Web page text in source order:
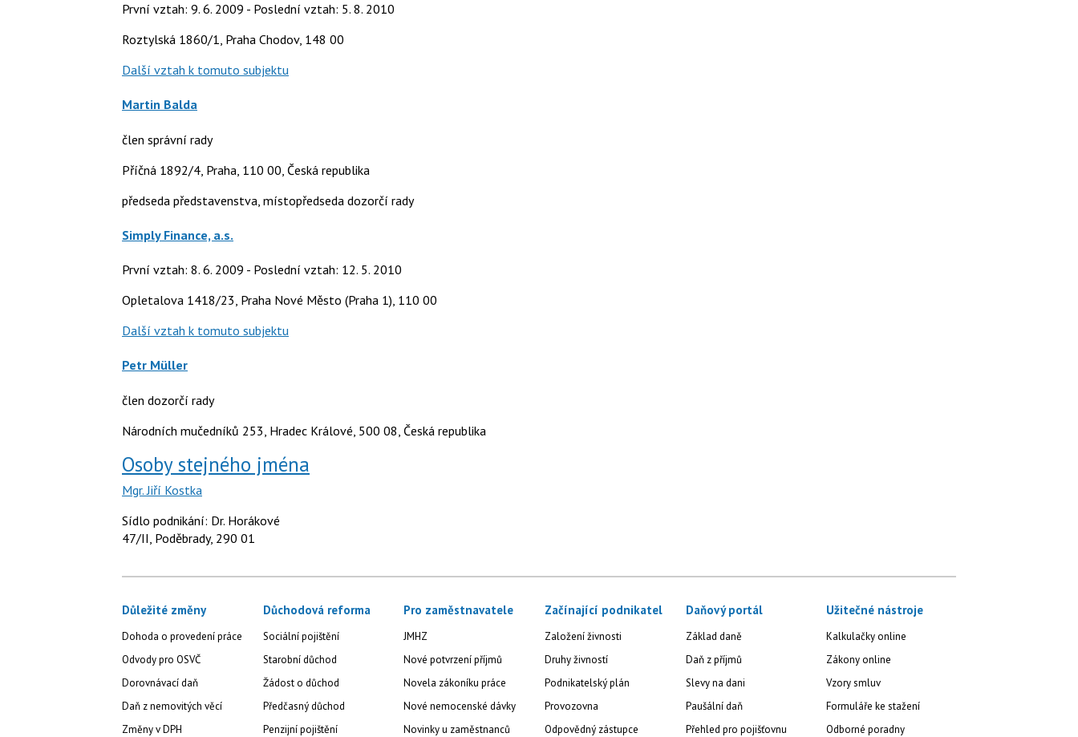
První vztah: 9. 6. 2009 - Poslední vztah: 5. 8. 2010
Roztylská 1860/1, Praha Chodov, 148 00
Další vztah k tomuto subjektu
Martin Balda
člen správní rady
Příčná 1892/4, Praha, 110 00, Česká republika
předseda představenstva, místopředseda dozorčí rady
Simply Finance, a.s.
První vztah: 8. 6. 2009 - Poslední vztah: 12. 5. 2010
Opletalova 1418/23, Praha Nové Město (Praha 1), 110 00
Další vztah k tomuto subjektu
Petr Müller
člen dozorčí rady
Národních mučedníků 253, Hradec Králové, 500 08, Česká republika
Osoby stejného jména
Mgr. Jiří Kostka
Sídlo podnikání: Dr. Horákové
47/II, Poděbrady, 290 01
Důležité změny
Dohoda o provedení práce
Odvody pro OSVČ
Dorovnávací daň
Daň z nemovitých věcí
Změny v DPH
Důchodová reforma
Sociální pojištění
Starobní důchod
Žádost o důchod
Předčasný důchod
Penzijní pojištění
Pro zaměstnavatele
JMHZ
Nové potvrzení příjmů
Novela zákoníku práce
Nové nemocenské dávky
Novinky u zaměstnanců
Začínající podnikatel
Založení živnosti
Druhy živností
Podnikatelský plán
Provozovna
Odpovědný zástupce
Daňový portál
Základ daně
Daň z příjmů
Slevy na dani
Paušální daň
Přehled pro pojišťovnu
Užitečné nástroje
Kalkulačky online
Zákony online
Vzory smluv
Formuláře ke stažení
Odborné poradny